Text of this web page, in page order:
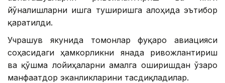
йўналишларни ишга туширишга алоҳида эътибор
қаратилди.
Учрашув якунида томонлар фуқаро авиацияси
соҳасидаги ҳамкорликни янада ривожлантириш
ва қўшма лойиҳаларни амалга оширишдан ўзаро
манфаатдор эканликларини тасдиқладилар.